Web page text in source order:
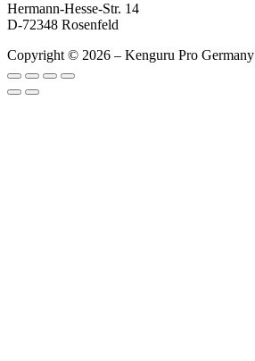
Hermann-Hesse-Str. 14
D-72348 Rosenfeld
Copyright © 2026 – Kenguru Pro Germany